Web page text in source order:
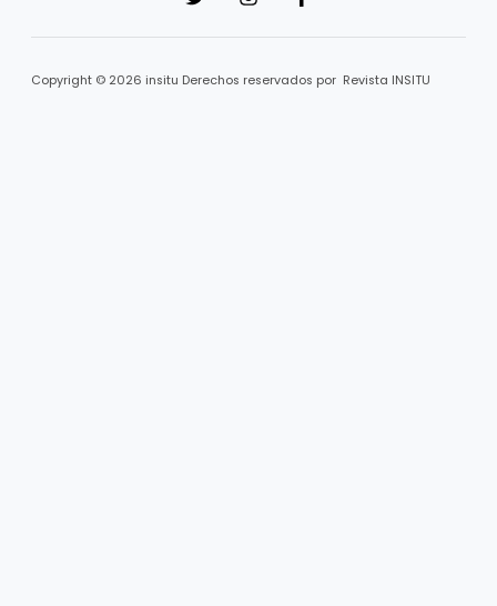
Copyright © 2026 insitu Derechos reservados por Revista INSITU